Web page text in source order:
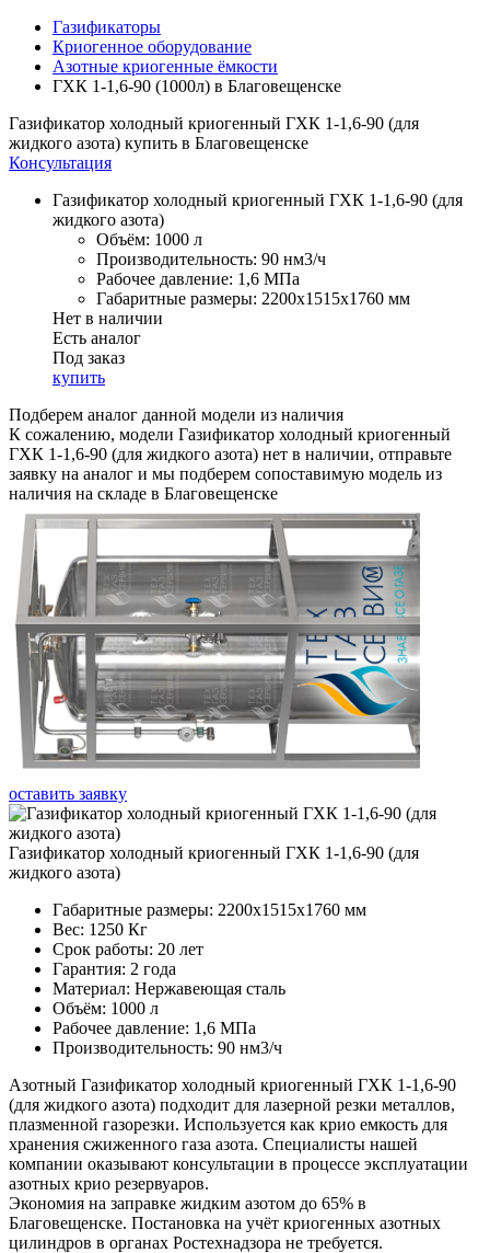
Газификаторы
Криогенное оборудование
Азотные криогенные ёмкости
ГХК 1-1,6-90 (1000л) в Благовещенске
Газификатор холодный криогенный ГХК 1-1,6-90 (для
жидкого азота) купить в Благовещенске
Консультация
Газификатор холодный криогенный ГХК 1-1,6-90 (для
жидкого азота)
Объём: 1000 л
Производительность: 90 нм3/ч
Рабочее давление: 1,6 МПа
Габаритные размеры: 2200x1515x1760 мм
Нет в наличии
Есть аналог
Под заказ
купить
Подберем аналог данной модели из наличия
К сожалению, модели Газификатор холодный криогенный
ГХК 1-1,6-90 (для жидкого азота) нет в наличии, отправьте
заявку на аналог и мы подберем сопоставимую модель из
наличия на складе в Благовещенске
оставить заявку
Газификатор холодный криогенный ГХК 1-1,6-90 (для
жидкого азота)
Габаритные размеры: 2200x1515x1760 мм
Вес: 1250 Кг
Срок работы: 20 лет
Гарантия: 2 года
Материал: Нержавеющая сталь
Объём: 1000 л
Рабочее давление: 1,6 МПа
Производительность: 90 нм3/ч
Азотный Газификатор холодный криогенный ГХК 1-1,6-90
(для жидкого азота) подходит для лазерной резки металлов,
плазменной газорезки. Используется как крио емкость для
хранения сжиженного газа азота. Специалисты нашей
компании оказывают консультации в процессе эксплуатации
азотных крио резервуаров.
Экономия на заправке жидким азотом до 65% в
Благовещенске. Постановка на учёт криогенных азотных
цилиндров в органах Ростехнадзора не требуется.